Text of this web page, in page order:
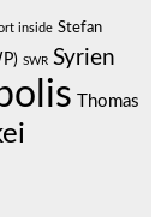
inside Stefan
SWR Syrien
Thomas